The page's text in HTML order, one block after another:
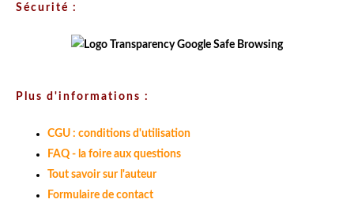
Sécurité :
Plus d'informations :
CGU : conditions d'utilisation
FAQ - la foire aux questions
Tout savoir sur l'auteur
Formulaire de contact